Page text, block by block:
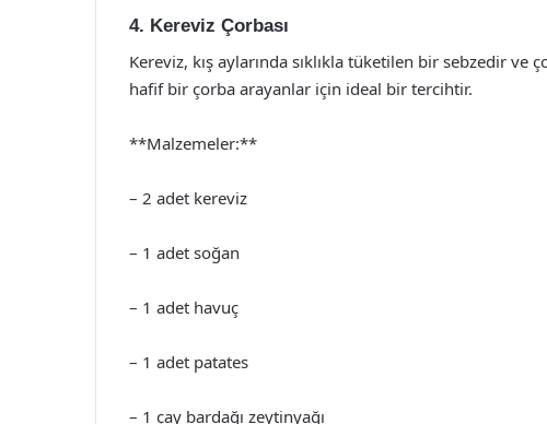
4. Kereviz Çorbası
Kereviz, kış aylarında sıklıkla tüketilen bir sebzedir ve
hafif bir çorba arayanlar için ideal bir tercihtir.
**Malzemeler:**
– 2 adet kereviz
– 1 adet soğan
– 1 adet havuç
– 1 adet patates
– 1 çay bardağı zeytinyağı